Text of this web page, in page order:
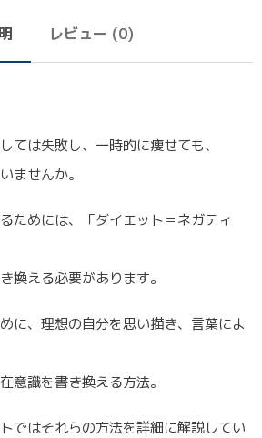
レビュー (0)
ては失敗し、一時的に痩せても、
ませんか。
ためには、「ダイエット＝ネガティ
換える必要があります。
に、理想の自分を思い描き、言葉によ
意識を書き換える方法。
ではそれらの方法を詳細に解説してい